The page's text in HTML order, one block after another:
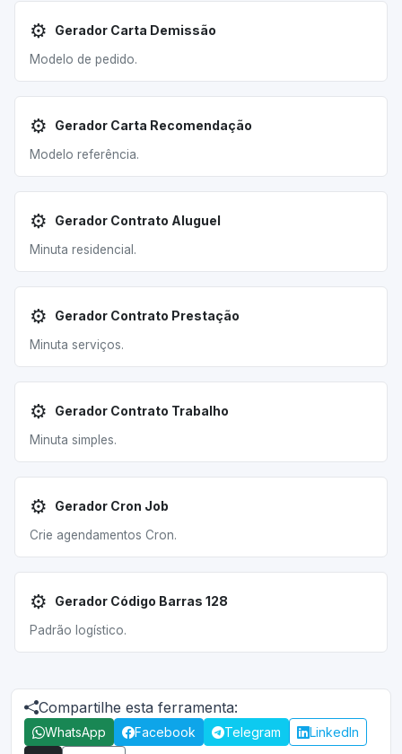
⚙️ Gerador Carta Demissão
Modelo de pedido.
⚙️ Gerador Carta Recomendação
Modelo referência.
⚙️ Gerador Contrato Aluguel
Minuta residencial.
⚙️ Gerador Contrato Prestação
Minuta serviços.
⚙️ Gerador Contrato Trabalho
Minuta simples.
⚙️ Gerador Cron Job
Crie agendamentos Cron.
⚙️ Gerador Código Barras 128
Padrão logístico.
Compartilhe esta ferramenta:
WhatsApp Facebook Telegram
LinkedIn